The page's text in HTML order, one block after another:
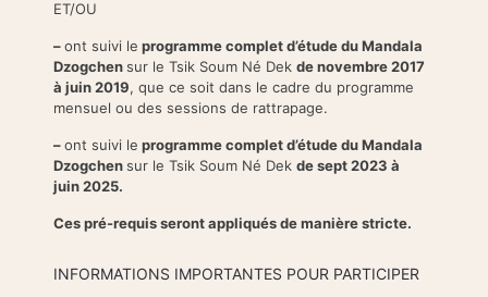
ET/OU
–ont suivi le programme complet d’étude du Mandala
Dzogchensur le Tsik Soum Né Dek de novembre 2017
à juin 2019, que ce soit dans le cadre du programme
mensuel ou des sessions de rattrapage.
–ont suivi le programme complet d’étude du Mandala
Dzogchensur le Tsik Soum Né Dek de sept 2023 à
juin 2025.
Ces pré-requis seront appliqués de manière stricte.
INFORMATIONS IMPORTANTES POUR PARTICIPER